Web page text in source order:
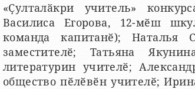
«Ҫулталӑкри учитель»
Василиса Егорова, 12-мӗш
команда капитанӗ); Наталья
заместителӗ; Татьяна
литературин учителӗ;
общество пӗлӗвӗн учителӗ;